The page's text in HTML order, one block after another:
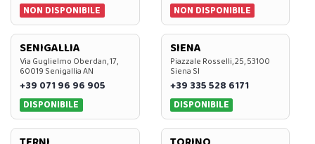
NON DISPONIBILE
NON DISPONIBILE
SENIGALLIA
Via Guglielmo Oberdan, 17,
60019 Senigallia AN
+39 071 96 96 905
DISPONIBILE
SIENA
Piazzale Rosselli, 25, 53100
Siena SI
+39 335 528 6171
DISPONIBILE